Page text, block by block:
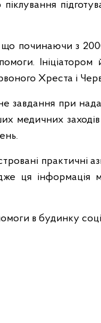
починаючи з
Ініціатором
Хреста і
завдання при
медичних
практичні
ця